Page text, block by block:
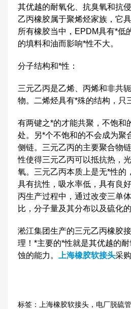
其优越的耐氧化、抗臭氧和抗
乙丙橡胶属于聚烯烃家族，它
所有橡胶当中，EPDM具有*低
的填料和油而影响*性不大。
分子结构和*性：
三元乙丙是乙烯、丙烯和非共
物。二烯烃具有*殊的结构，只
有两键之*的才能共聚，不饱和
处。另*个不饱和的不会成为聚
侧链。三元乙丙的主要聚合物
性使得三元乙丙可以抵抗热，
氧。三元乙丙本质上是无*性的
具有抗性，吸水率低，具有良
丙生产过程中，通过改变三单
比，分子量及其分布以及硫化
淞江集团生产的三元乙丙橡胶
理！*主要的*性就是其优越的
蚀的能力。
上海橡胶软接头采
标签： 上海橡胶软接头 ， 电厂脱硫